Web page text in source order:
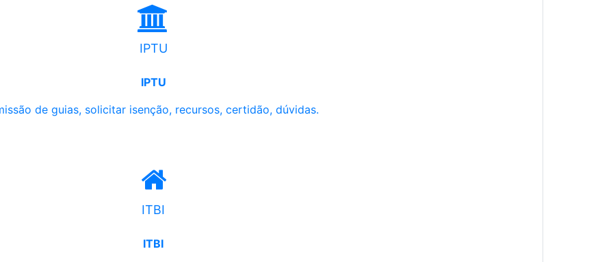
IPTU
IPTU
de guias, solicitar isenção, recursos, certidão, dúvidas.
ITBI
ITBI